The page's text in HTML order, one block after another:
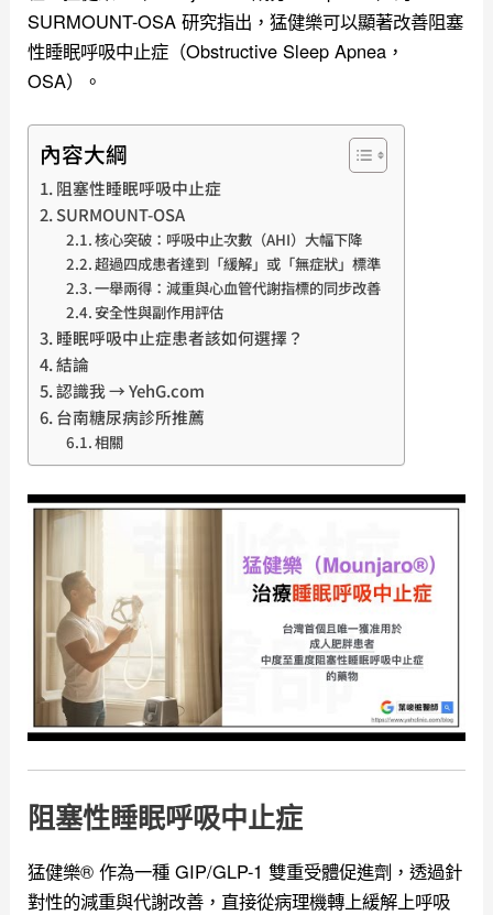
SURMOUNT-OSA 研究指出，猛健樂可以顯著改善阻塞
性睡眠呼吸中止症（Obstructive Sleep Apnea，
OSA）。
內容大綱
阻塞性睡眠呼吸中止症
SURMOUNT-OSA
核心突破：呼吸中止次數（AHI）大幅下降
超過四成患者達到「緩解」或「無症狀」標準
一舉兩得：減重與心血管代謝指標的同步改善
安全性與副作用評估
睡眠呼吸中止症患者該如何選擇？
結論
認識我 → YehG.com
台南糖尿病診所推薦
相關
阻塞性睡眠呼吸中止症
猛健樂® 作為一種 GIP/GLP-1 雙重受體促進劑，透過針
對性的減重與代謝改善，直接從病理機轉上緩解上呼吸